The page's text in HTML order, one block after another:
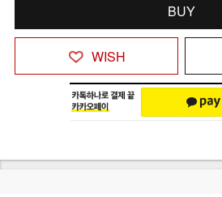
BUY
WISH